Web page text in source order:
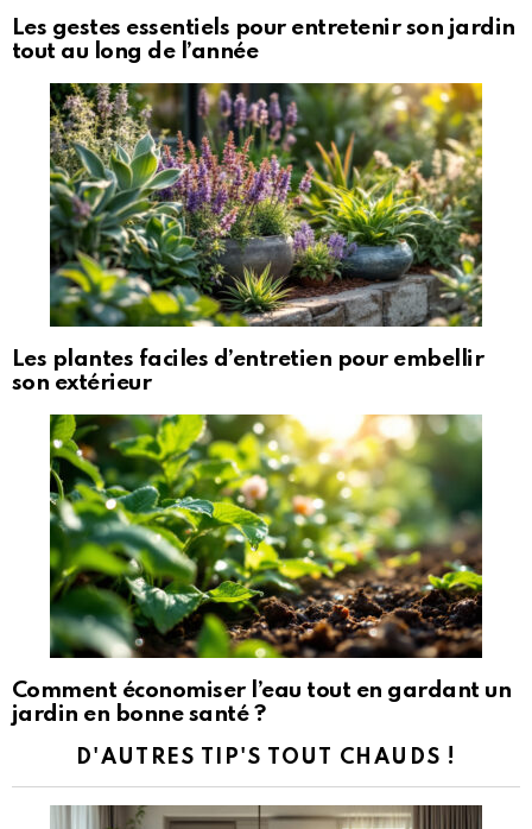
Les gestes essentiels pour entretenir son jardin
tout au long de l’année
Les plantes faciles d’entretien pour embellir
son extérieur
Comment économiser l’eau tout en gardant un
jardin en bonne santé ?
D'AUTRES TIP'S TOUT CHAUDS !